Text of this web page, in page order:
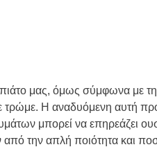
πιάτο μας, όμως σύμφωνα με τη
τρώμε. Η αναδυόμενη αυτή
μπορεί να επηρεάζει
από την απλή ποιότητα και